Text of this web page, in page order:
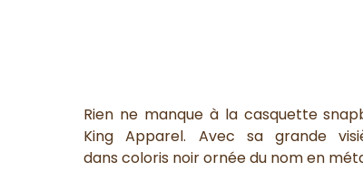
Rien ne manque à la casquette
King Apparel. Avec sa grande
dans coloris noir ornée du nom en